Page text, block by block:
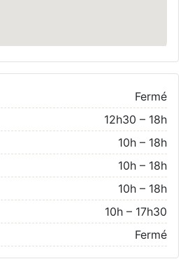
Fermé
12h30 – 18h
10h – 18h
10h – 18h
10h – 18h
10h – 17h30
Fermé